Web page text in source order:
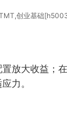
创业基础
放大收益；
力。